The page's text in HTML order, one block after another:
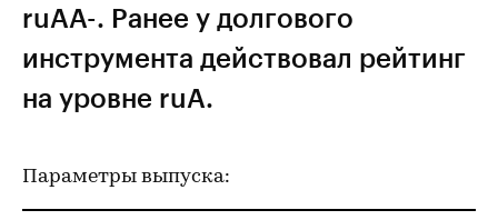
ruAА-. Ранее у долгового
инструмента действовал рейтинг
на уровне ruA.
Параметры выпуска: